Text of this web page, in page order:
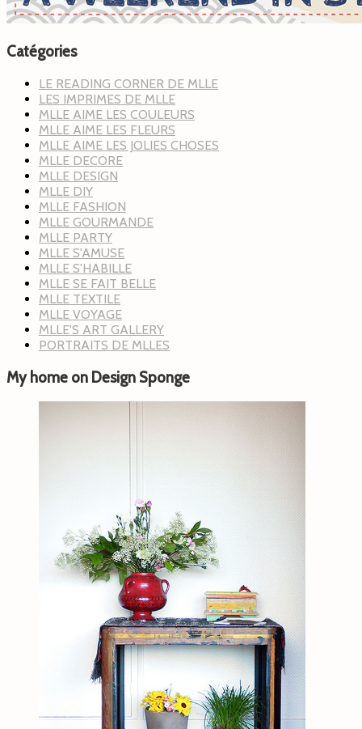
Catégories
LE READING CORNER DE MLLE
LES IMPRIMES DE MLLE
MLLE AIME LES COULEURS
MLLE AIME LES FLEURS
MLLE AIME LES JOLIES CHOSES
MLLE DECORE
MLLE DESIGN
MLLE DIY
MLLE FASHION
MLLE GOURMANDE
MLLE PARTY
MLLE S'AMUSE
MLLE S'HABILLE
MLLE SE FAIT BELLE
MLLE TEXTILE
MLLE VOYAGE
MLLE'S ART GALLERY
PORTRAITS DE MLLES
My home on Design Sponge